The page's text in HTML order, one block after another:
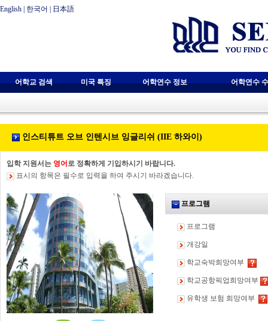
English 한국어 日本語
어학교 검색 미국 특징 어학연수 정보 어학연수
인스티튜트 오브 인텐시브 잉글리쉬 (IIE 하와이)
입학 지원서는 영어 로 정확하게 기입하시기 바랍니다.
표시의 항목은 필수로 입력을 하여 주시기 바라겠습니다.
프로그램
프로그램
개강일
학교숙박희망여부
학교공항픽업희망여부
유학생 보험 희망여부